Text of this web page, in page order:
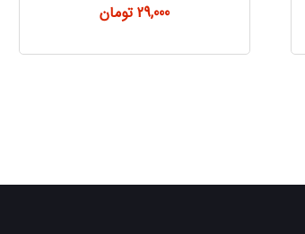
29,000 تومان